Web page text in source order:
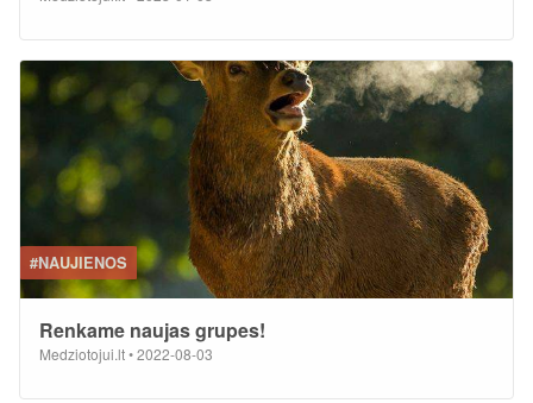
#NAUJIENOS
Renkame naujas grupes!
Medziotojui.lt•2022-08-03